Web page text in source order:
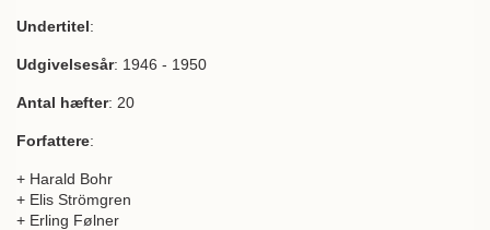
Undertitel:
Udgivelsesår: 1946 - 1950
Antal hæfter: 20
Forfattere:
+ Harald Bohr
+ Elis Strömgren
+ Erling Følner